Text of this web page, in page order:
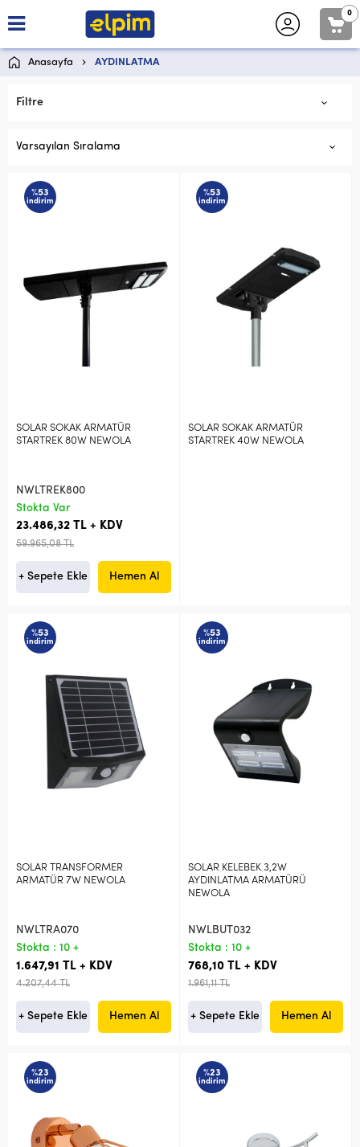
0
Anasayfa AYDINLATMA
Filtre
Varsayılan Sıralama
%53
indirim
SOLAR SOKAK ARMATÜR
STARTREK 80W NEWOLA
NWLTREK800
Stokta Var
23.486,32 TL + KDV
59.965,08 TL
+ Sepete Ekle Hemen Al
%53
indirim
SOLAR SOKAK ARMATÜR
STARTREK 40W NEWOLA
%53
indirim
SOLAR TRANSFORMER
ARMATÜR 7W NEWOLA
NWLTRA070
Stokta : 10 +
1.647,91 TL + KDV
4.207,44 TL
+ Sepete Ekle Hemen Al
%53
indirim
SOLAR KELEBEK 3,2W
AYDINLATMA ARMATÜRÜ
NEWOLA
NWLBUT032
Stokta : 10 +
768,10 TL + KDV
1.961,11 TL
+ Sepete Ekle Hemen Al
%23
indirim
%23
indirim